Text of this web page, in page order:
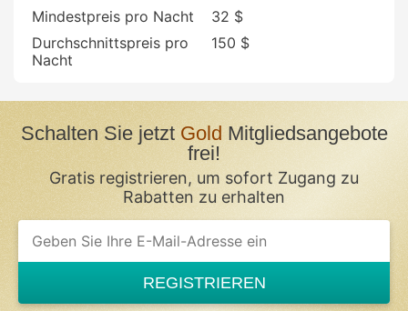
Mindestpreis pro Nacht
32 $
Durchschnittspreis pro
Nacht
150 $
Schalten Sie jetztGold Mitgliedsangebote
frei!
Gratis registrieren, um sofort Zugang zu
Rabatten zu erhalten
REGISTRIEREN